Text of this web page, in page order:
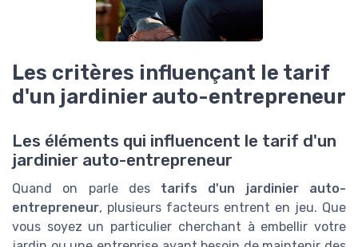
Les critères influençant le tarif
d'un jardinier auto-entrepreneur
Les éléments qui influencent le tarif d'un
jardinier auto-entrepreneur
Quand on parle des tarifs d'un jardinier auto-
entrepreneur, plusieurs facteurs entrent en jeu. Que
vous soyez un particulier cherchant à embellir votre